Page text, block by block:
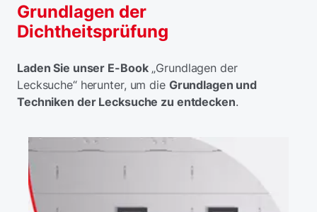
Grundlagen der
Dichtheitsprüfung
Laden Sie unser E-Book„Grundlagen der
Lecksuche“ herunter, um die Grundlagen und
Techniken der Lecksuche zu entdecken.